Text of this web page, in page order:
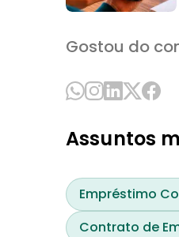
Gostou do
Assuntos
Empréstimo
Contrato de